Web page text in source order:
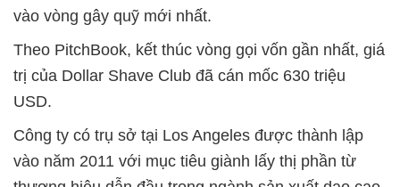
vào vòng gây quỹ mới nhất.
Theo PitchBook, kết thúc vòng gọi vốn gần nhất, giá
trị của Dollar Shave Club đã cán mốc 630 triệu
USD.
Công ty có trụ sở tại Los Angeles được thành lập
vào năm 2011 với mục tiêu giành lấy thị phần từ